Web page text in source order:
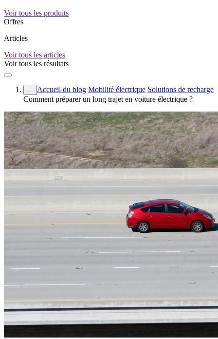
Voir tous les produits
Offres
Articles
Voir tous les articles
Voir tous les résultats
... Accueil du blog Mobilité électrique Solutions de recharge
Comment préparer un long trajet en voiture électrique ?